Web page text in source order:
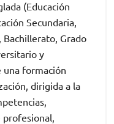
(Educación
Secundaria,
Bachillerato, Grado
y
una formación
dirigida a la
profesional,